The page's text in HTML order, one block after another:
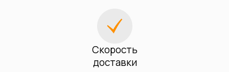
Скорость
доставки